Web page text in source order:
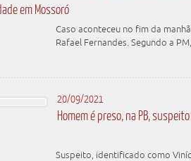
em Mossoró
Caso aconteceu no fim da
Rafael Fernandes. Segundo a
20/09/2021
Homem é preso, na PB,
Suspeito, identificado como